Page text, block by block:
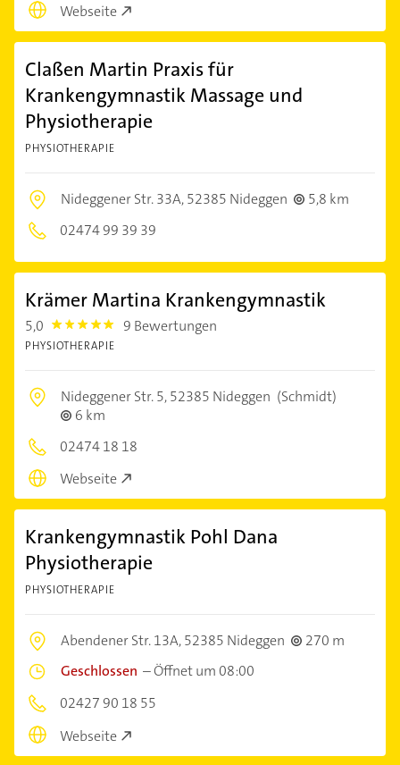
Webseite
Claßen Martin Praxis für
Krankengymnastik Massage und
Physiotherapie
PHYSIOTHERAPIE
Nideggener Str. 33A,52385 Nideggen
5,8 km
02474 99 39 39
Krämer Martina Krankengymnastik
5,0 5.0 9 Bewertungen
PHYSIOTHERAPIE
Nideggener Str. 5,52385 Nideggen (Schmidt)
6 km
02474 18 18
Webseite
Krankengymnastik Pohl Dana
Physiotherapie
PHYSIOTHERAPIE
Abendener Str. 13A,52385 Nideggen
270 m
Geschlossen –Öffnet um 08:00
02427 90 18 55
Webseite